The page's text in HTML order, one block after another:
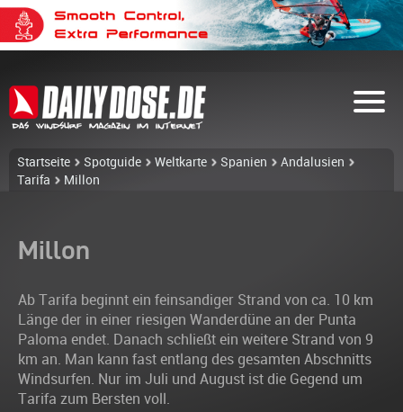
Startseite Spotguide Weltkarte Spanien
Andalusien
Tarifa
Millon
Millon
Ab Tarifa beginnt ein feinsandiger Strand von ca. 10 km
Länge der in einer riesigen Wanderdüne an der Punta
Paloma endet. Danach schließt ein weitere Strand von 9
km an. Man kann fast entlang des gesamten Abschnitts
Windsurfen. Nur im Juli und August ist die Gegend um
Tarifa zum Bersten voll.